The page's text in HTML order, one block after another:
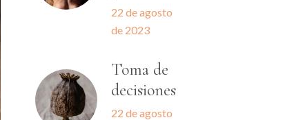
22 de agosto
de 2023
Toma de
decisiones
22 de agosto